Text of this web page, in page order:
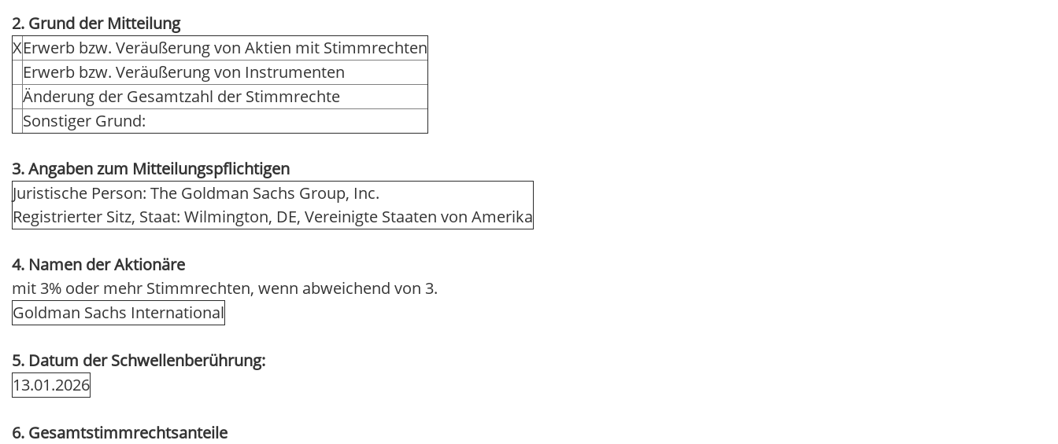
2. Grund der Mitteilung
XErwerb bzw. Veräußerung von Aktien mit Stimmrechten
Erwerb bzw. Veräußerung von Instrumenten
Änderung der Gesamtzahl der Stimmrechte
Sonstiger Grund:
3. Angaben zum Mitteilungspflichtigen
Juristische Person: The Goldman Sachs Group, Inc.
Registrierter Sitz, Staat: Wilmington, DE, Vereinigte Staaten von Amerika
4. Namen der Aktionäre
mit 3% oder mehr Stimmrechten, wenn abweichend von 3.
Goldman Sachs International
5. Datum der Schwellenberührung:
13.01.2026
6. Gesamtstimmrechtsanteile